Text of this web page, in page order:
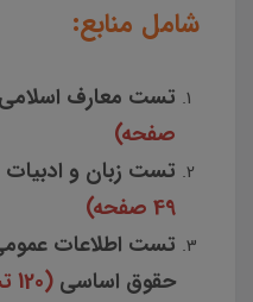
شامل منابع:
تست معارف اسلامی
صفحه)
تست زبان و
49 صفحه)
تست اطلاعات
حقوق اساسی (120 تست در 26 صفحه)